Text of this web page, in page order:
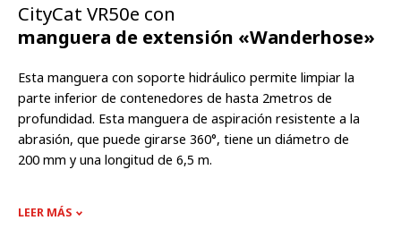
CityCat VR50e con
manguera de extensión «Wanderhose»
Esta manguera con soporte hidráulico permite limpiar la
parte inferior de contenedores de hasta 2metros de
profundidad. Esta manguera de aspiración resistente a la
abrasión, que puede girarse 360°, tiene un diámetro de
200 mm y una longitud de 6,5 m.
LEER MÁS